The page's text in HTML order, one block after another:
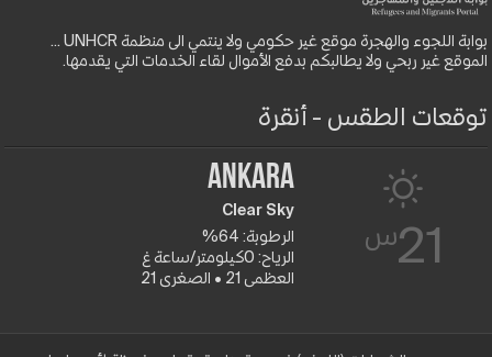
بوابة اللجوء والهجرة موقع غير حكومي ولا ينتمي الى منظمة UNHCR ...
الموقع غير ربحي ولا يطالبكم بدفع الأموال لقاء الخدمات التي يقدمها.
توقعات الطقس - أنقرة
21س
Ankara
Clear Sky
الرطوبة: 64%
الرياح: 0كيلومتر/ساعة غ
العظمى 21 • الصغرى 21